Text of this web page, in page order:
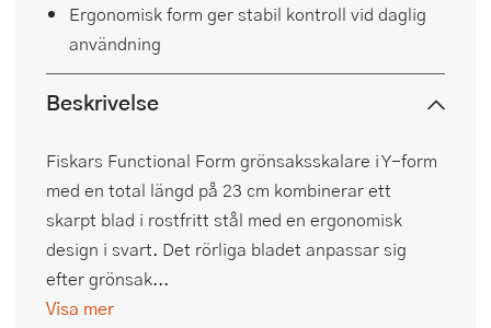
Ergonomisk form ger stabil kontroll vid daglig
användning
Beskrivelse
Fiskars Functional Form grönsaksskalare i Y-form
med en total längd på 23 cm kombinerar ett
skarpt blad i rostfritt stål med en ergonomisk
design i svart. Det rörliga bladet anpassar sig
efter grönsak...
Visa mer